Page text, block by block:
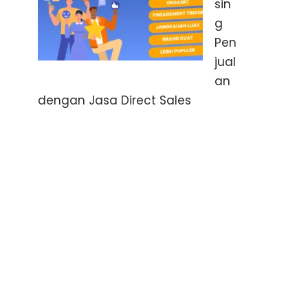
sin
g
Pen
jual
an
dengan Jasa Direct Sales